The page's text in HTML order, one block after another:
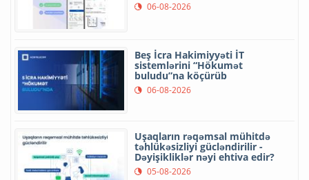
06-08-2026
Beş İcra Hakimiyyəti İT
sistemlərini “Hökumət
buludu”na köçürüb
06-08-2026
Uşaqların rəqəmsal mühitdə
təhlükəsizliyi gücləndirilir -
Dəyişikliklər nəyi ehtiva edir?
05-08-2026